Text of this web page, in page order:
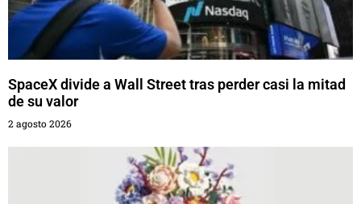
SpaceX divide a Wall Street tras perder casi la mitad
de su valor
2 agosto 2026